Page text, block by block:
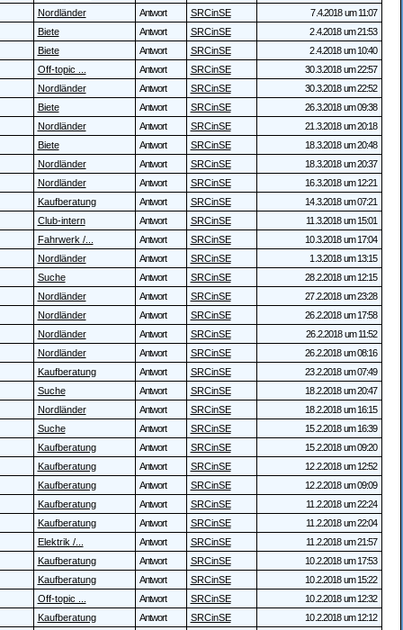
Nordländer Antwort SRCinSE
7.4.2018 um 11:07
Biete Antwort SRCinSE
2.4.2018 um 21:53
Biete Antwort SRCinSE
2.4.2018 um 10:40
Off-topic ... Antwort SRCinSE
30.3.2018 um 22:57
Nordländer Antwort SRCinSE
30.3.2018 um 22:52
Biete Antwort SRCinSE
26.3.2018 um 09:38
Nordländer Antwort SRCinSE
21.3.2018 um 20:18
Biete Antwort SRCinSE
18.3.2018 um 20:48
Nordländer Antwort SRCinSE
18.3.2018 um 20:37
Nordländer Antwort SRCinSE
16.3.2018 um 12:21
Kaufberatung Antwort SRCinSE
14.3.2018 um 07:21
Club-intern Antwort SRCinSE
11.3.2018 um 15:01
Fahrwerk /... Antwort SRCinSE
10.3.2018 um 17:04
Nordländer Antwort SRCinSE
1.3.2018 um 13:15
Suche Antwort SRCinSE
28.2.2018 um 12:15
Nordländer Antwort SRCinSE
27.2.2018 um 23:28
Nordländer Antwort SRCinSE
26.2.2018 um 17:58
Nordländer Antwort SRCinSE
26.2.2018 um 11:52
Nordländer Antwort SRCinSE
26.2.2018 um 08:16
Kaufberatung Antwort SRCinSE
23.2.2018 um 07:49
Suche Antwort SRCinSE
18.2.2018 um 20:47
Nordländer Antwort SRCinSE
18.2.2018 um 16:15
Suche Antwort SRCinSE
15.2.2018 um 16:39
Kaufberatung Antwort SRCinSE
15.2.2018 um 09:20
Kaufberatung Antwort SRCinSE
12.2.2018 um 12:52
Kaufberatung Antwort SRCinSE
12.2.2018 um 09:09
Kaufberatung Antwort SRCinSE
11.2.2018 um 22:24
Kaufberatung Antwort SRCinSE
11.2.2018 um 22:04
Elektrik /... Antwort SRCinSE
11.2.2018 um 21:57
Kaufberatung Antwort SRCinSE
10.2.2018 um 17:53
Kaufberatung Antwort SRCinSE
10.2.2018 um 15:22
Off-topic ... Antwort SRCinSE
10.2.2018 um 12:32
Kaufberatung Antwort SRCinSE 10.2.2018 um 12:12